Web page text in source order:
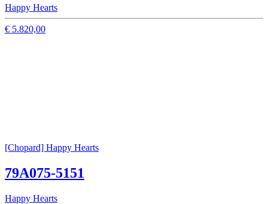
Happy Hearts
€ 5.820,00
[Chopard] Happy Hearts
79A075-5151
Happy Hearts